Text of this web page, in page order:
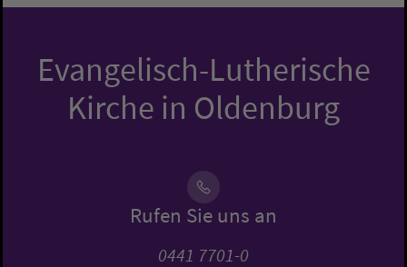
Evangelisch-Lutherische
Kirche in Oldenburg
Rufen Sie uns an
0441 7701-0